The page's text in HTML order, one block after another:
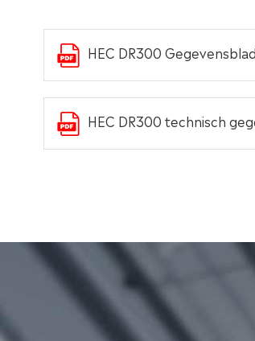
HEC DR300
HEC DR300 technisch